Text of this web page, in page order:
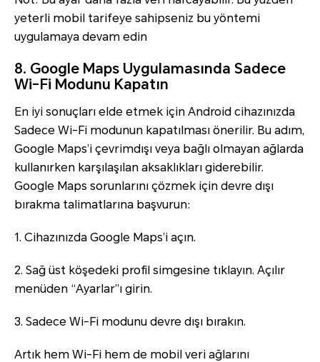
yeterli mobil tarifeye sahipseniz bu yöntemi
uygulamaya devam edin
8. Google Maps Uygulamasında Sadece
Wi-Fi Modunu Kapatın
En iyi sonuçları elde etmek için Android cihazınızda
Sadece Wi-Fi modunun kapatılması önerilir. Bu adım,
Google Maps’i çevrimdışı veya bağlı olmayan ağlarda
kullanırken karşılaşılan aksaklıkları giderebilir.
Google Maps sorunlarını çözmek için devre dışı
bırakma talimatlarına başvurun:
1. Cihazınızda Google Maps’i açın.
2. Sağ üst köşedeki profil simgesine tıklayın. Açılır
menüden “Ayarlar”ı girin.
3. Sadece Wi-Fi modunu devre dışı bırakın.
Artık hem Wi-Fi hem de mobil veri ağlarını